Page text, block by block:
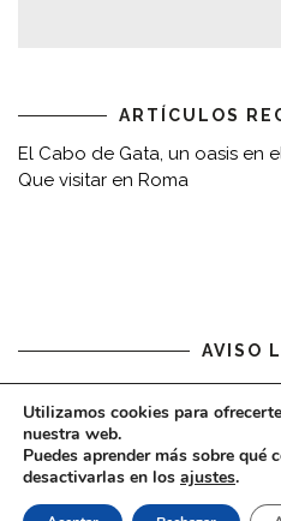
ARTÍCULOS
El Cabo de Gata, un oasis en
Que visitar en Roma
AVISO
Aviso legal
Utilizamos cookies para
nuestra web.
Puedes aprender más sobre qué
desactivarlas en los ajustes.